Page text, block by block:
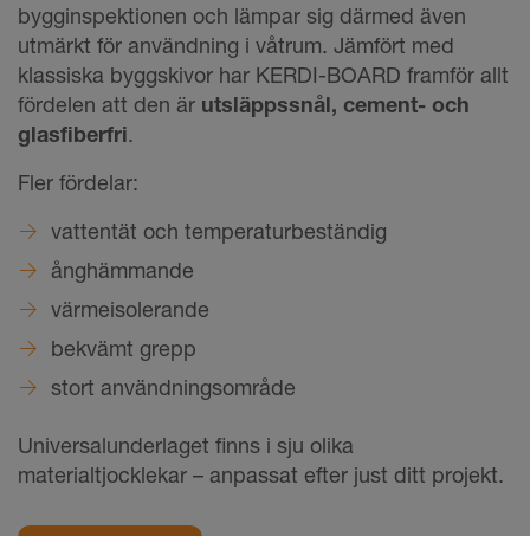
bygginspektionen och lämpar sig därmed även
utmärkt för användning i våtrum. Jämfört med
klassiska byggskivor har KERDI-BOARD framför allt
fördelen att den är utsläppssnål, cement- och
glasfiberfri.
Fler fördelar:
vattentät och temperaturbeständig
ånghämmande
värmeisolerande
bekvämt grepp
stort användningsområde
Universalunderlaget finns i sju olika
materialtjocklekar – anpassat efter just ditt projekt.